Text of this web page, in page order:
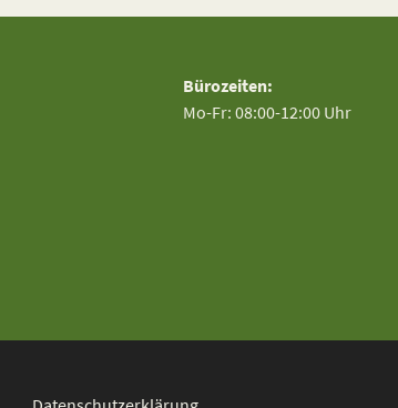
Bürozeiten:
Mo-Fr: 08:00-12:00 Uhr